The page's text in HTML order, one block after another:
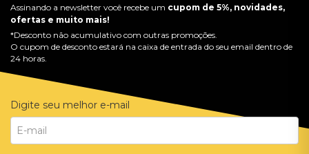
Assinando a newsletter você recebe um cupom de 5%, novidades,
ofertas e muito mais!
*Desconto não acumulativo com outras promoções.
O cupom de desconto estará na caixa de entrada do seu email dentro de
24 horas.
Digite seu melhor e-mail